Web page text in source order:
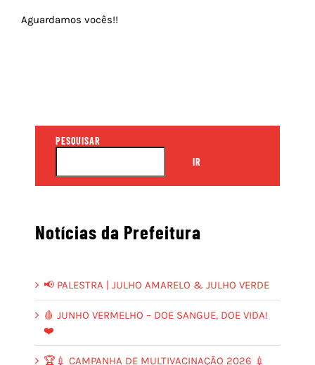
Aguardamos vocês!!
PESQUISAR
IR
Notícias da Prefeitura
📢 PALESTRA | JULHO AMARELO & JULHO VERDE
🩸 JUNHO VERMELHO – DOE SANGUE, DOE VIDA!
❤️
🏆💉 CAMPANHA DE MULTIVACINAÇÃO 2026 💉